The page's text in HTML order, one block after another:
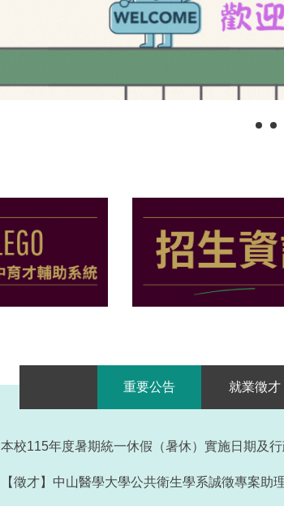
重要公告 就業徵才
本校115年度暑期統一休假（暑休）實施日期及
【徵才】中山醫學大學公共衛生學系誠徵專案